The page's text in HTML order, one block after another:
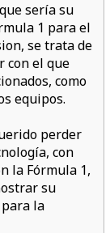
sería su
1 para el
se trata de
con el que
como
equipos.
perder
con
la Fórmula 1,
su
la